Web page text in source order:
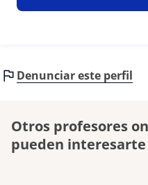
Denunciar este perfil
Otros profesores
pueden interesarte